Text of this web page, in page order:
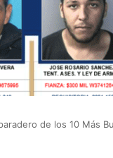
de los 10 Más